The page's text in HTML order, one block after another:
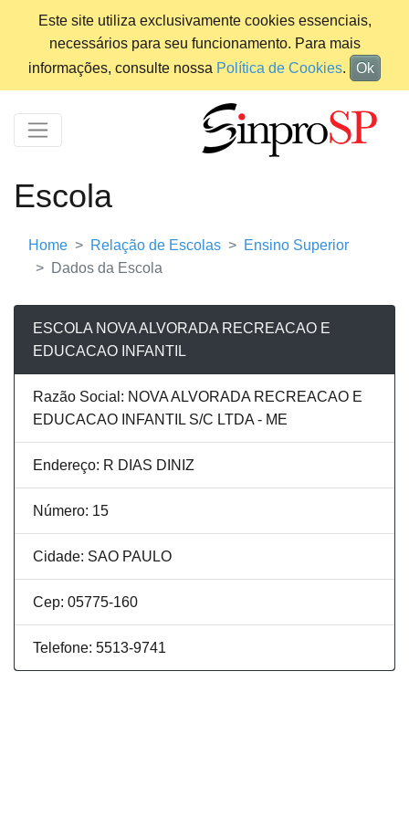
Este site utiliza exclusivamente cookies essenciais,
necessários para seu funcionamento. Para mais
informações, consulte nossa Política de Cookies. Ok
Escola
Home Relação de Escolas
Ensino Superior
Dados da Escola
ESCOLA NOVA ALVORADA RECREACAO E
EDUCACAO INFANTIL
Razão Social: NOVA ALVORADA RECREACAO E
EDUCACAO INFANTIL S/C LTDA - ME
Endereço: R DIAS DINIZ
Número: 15
Cidade: SAO PAULO
Cep: 05775-160
Telefone: 5513-9741